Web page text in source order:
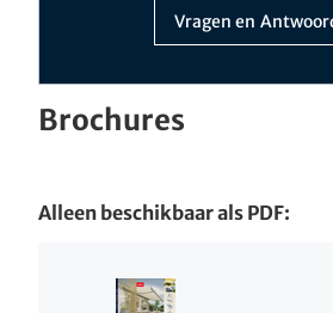
Vragen en
Brochures
Alleen beschikbaar als PDF: